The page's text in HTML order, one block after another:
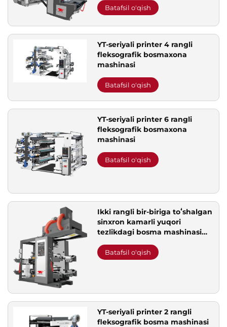
Batafsil o'qish
YT-seriyali printer 4 rangli
fleksografik bosmaxona
mashinasi
Batafsil o'qish
YT-seriyali printer 6 rangli
fleksografik bosmaxona
mashinasi
Batafsil o'qish
Ikki rangli bir-biriga toʻshalgan
sinxron kamarli yuqori
tezlikdagi bosma mashinasi
Batafsil o'qish
YT-seriyali printer 2 rangli
fleksografik bosma mashinasi